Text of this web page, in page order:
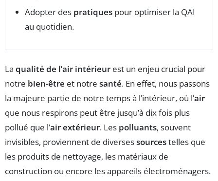
Adopter des pratiques pour optimiser la QAI
au quotidien.
La qualité de l’air intérieur est un enjeu crucial pour
notre bien-être et notre santé. En effet, nous passons
la majeure partie de notre temps à l’intérieur, où l’air
que nous respirons peut être jusqu’à dix fois plus
pollué que l’air extérieur. Les polluants, souvent
invisibles, proviennent de diversessourcestelles que
les produits de nettoyage, les matériaux de
construction ou encore les appareils électroménagers.